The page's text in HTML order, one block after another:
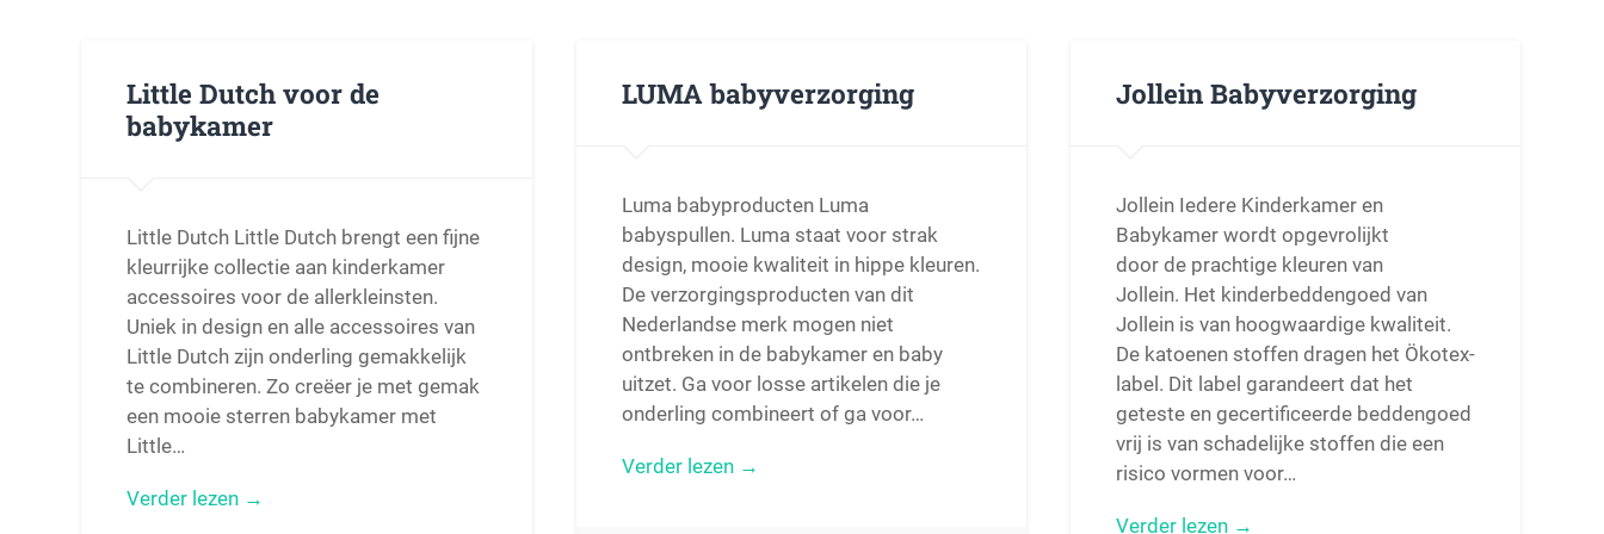
Little Dutch voor de
babykamer
Little Dutch Little Dutch brengt een fijne
kleurrijke collectie aan kinderkamer
accessoires voor de allerkleinsten.
Uniek in design en alle accessoires van
Little Dutch zijn onderling gemakkelijk
te combineren. Zo creëer je met gemak
een mooie sterren babykamer met
Little…
Verder lezen →
LUMA babyverzorging
Luma babyproducten Luma
babyspullen. Luma staat voor strak
design, mooie kwaliteit in hippe kleuren.
De verzorgingsproducten van dit
Nederlandse merk mogen niet
ontbreken in de babykamer en baby
uitzet. Ga voor losse artikelen die je
onderling combineert of ga voor…
Verder lezen →
Jollein Babyverzorging
Jollein Iedere Kinderkamer en
Babykamer wordt opgevrolijkt
door de prachtige kleuren van
Jollein. Het kinderbeddengoed van
Jollein is van hoogwaardige kwaliteit.
De katoenen stoffen dragen het Ökotex-
label. Dit label garandeert dat het
geteste en gecertificeerde beddengoed
vrij is van schadelijke stoffen die een
risico vormen voor…
Verder lezen →